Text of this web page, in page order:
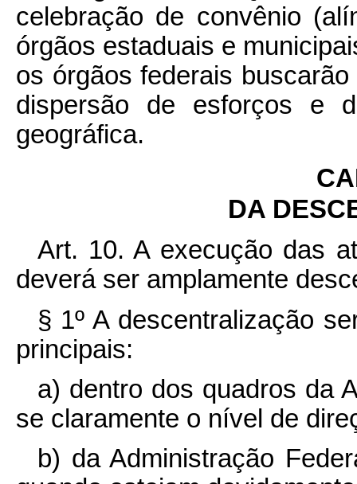
celebração de convênio
órgãos estaduais e
os órgãos federais
dispersão de esforços e
geográfica.
DA
Art. 10. A execução das
deverá ser amplamente
§ 1º A descentralização
principais:
a) dentro dos quadros da
se claramente o nível de
b) da Administração